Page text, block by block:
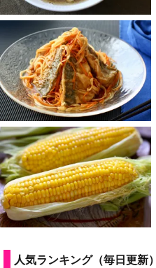
人気ランキング（毎日更新）